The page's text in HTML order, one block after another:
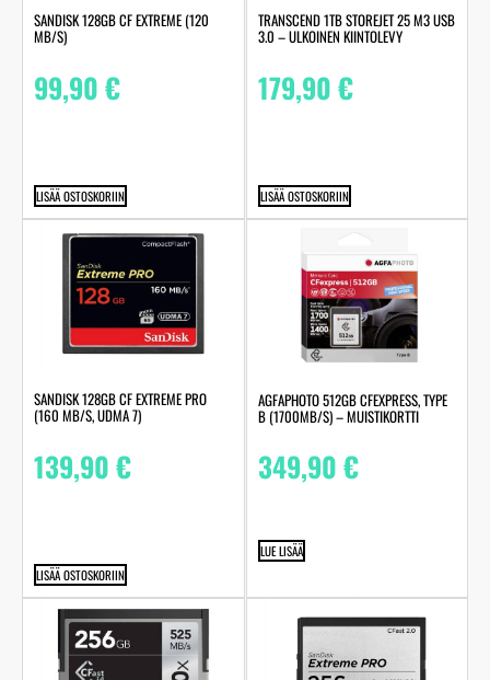
SANDISK 128GB CF EXTREME (120
MB/S)
99,90€
LISÄÄ OSTOSKORIIN
TRANSCEND 1TB STOREJET 25 M3 USB
3.0 – ULKOINEN KIINTOLEVY
179,90€
LISÄÄ OSTOSKORIIN
SANDISK 128GB CF EXTREME PRO
(160 MB/S, UDMA 7)
139,90€
LISÄÄ OSTOSKORIIN
AGFAPHOTO 512GB CFEXPRESS, TYPE
B (1700MB/S) – MUISTIKORTTI
349,90€
LUE LISÄÄ